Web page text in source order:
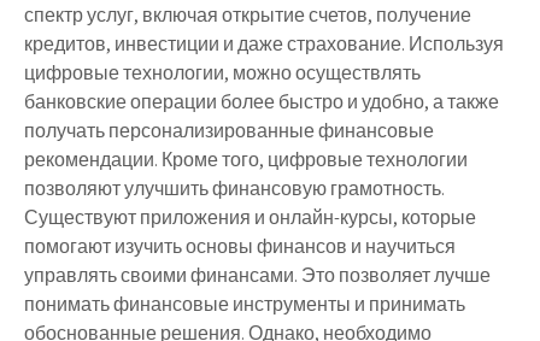
спектр услуг, включая открытие счетов, получение
кредитов, инвестиции и даже страхование. Используя
цифровые технологии, можно осуществлять
банковские операции более быстро и удобно, а также
получать персонализированные финансовые
рекомендации. Кроме того, цифровые технологии
позволяют улучшить финансовую грамотность.
Существуют приложения и онлайн-курсы, которые
помогают изучить основы финансов и научиться
управлять своими финансами. Это позволяет лучше
понимать финансовые инструменты и принимать
обоснованные решения. Однако, необходимо